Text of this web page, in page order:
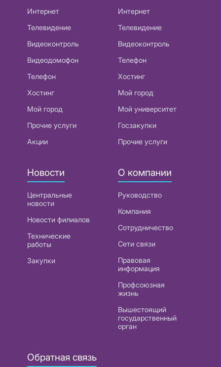
Интернет
Телевидение
Видеоконтроль
Видеодомофон
Телефон
Хостинг
Мой город
Прочие услуги
Акции
Интернет
Телевидение
Видеоконтроль
Телефон
Хостинг
Мой город
Мой университет
Госзакупки
Прочие услуги
Новости
Центральные
новости
Новости филиалов
Технические
работы
Закупки
О компании
Руководство
Компания
Сотрудничество
Сети связи
Правовая
информация
Профсоюзная
жизнь
Вышестоящий
государственный
орган
Обратная связь